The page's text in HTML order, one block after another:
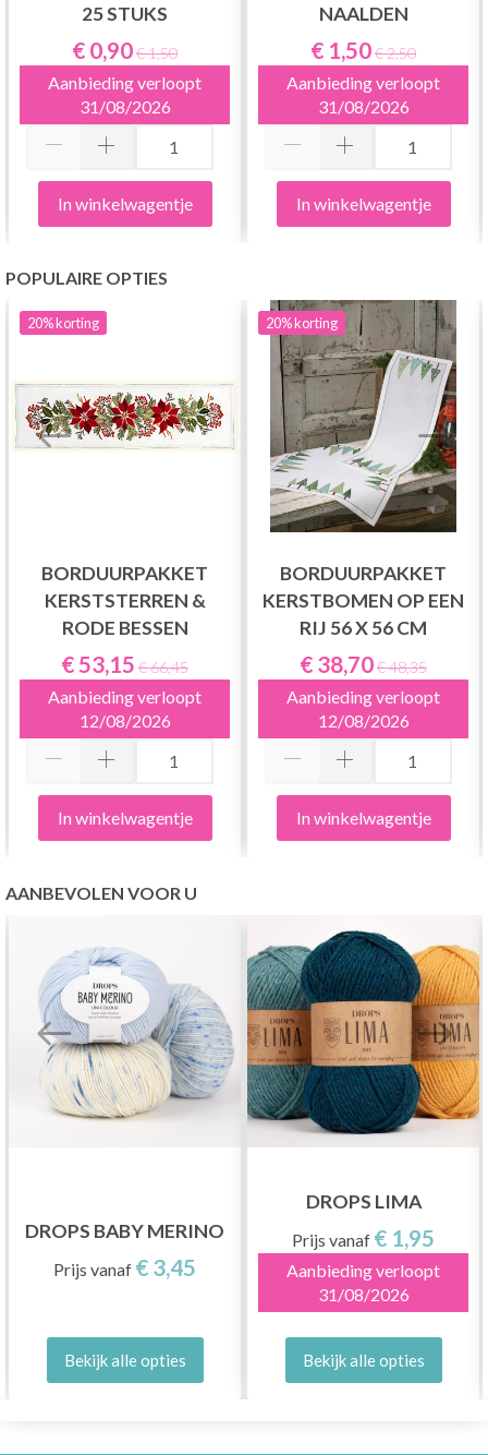
25 STUKS
€ 0,90€ 1,50
Aanbieding verloopt
31/08/2026
In winkelwagentje
NAALDEN
€ 1,50€ 2,50
Aanbieding verloopt
31/08/2026
In winkelwagentje
POPULAIRE OPTIES
20%korting
BORDUURPAKKET
KERSTSTERREN &
RODE BESSEN
€ 53,15 € 66,45
Aanbieding verloopt
12/08/2026
In winkelwagentje
20%korting
BORDUURPAKKET
KERSTBOMEN OP EEN
RIJ 56 X 56 CM
€ 38,70€ 48,35
Aanbieding verloopt
12/08/2026
In winkelwagentje
AANBEVOLEN VOOR U
DROPS BABY MERINO
Prijs vanaf € 3,45
Bekijk alle opties
DROPS LIMA
Prijs vanaf € 1,95
Aanbieding verloopt
31/08/2026
Bekijk alle opties